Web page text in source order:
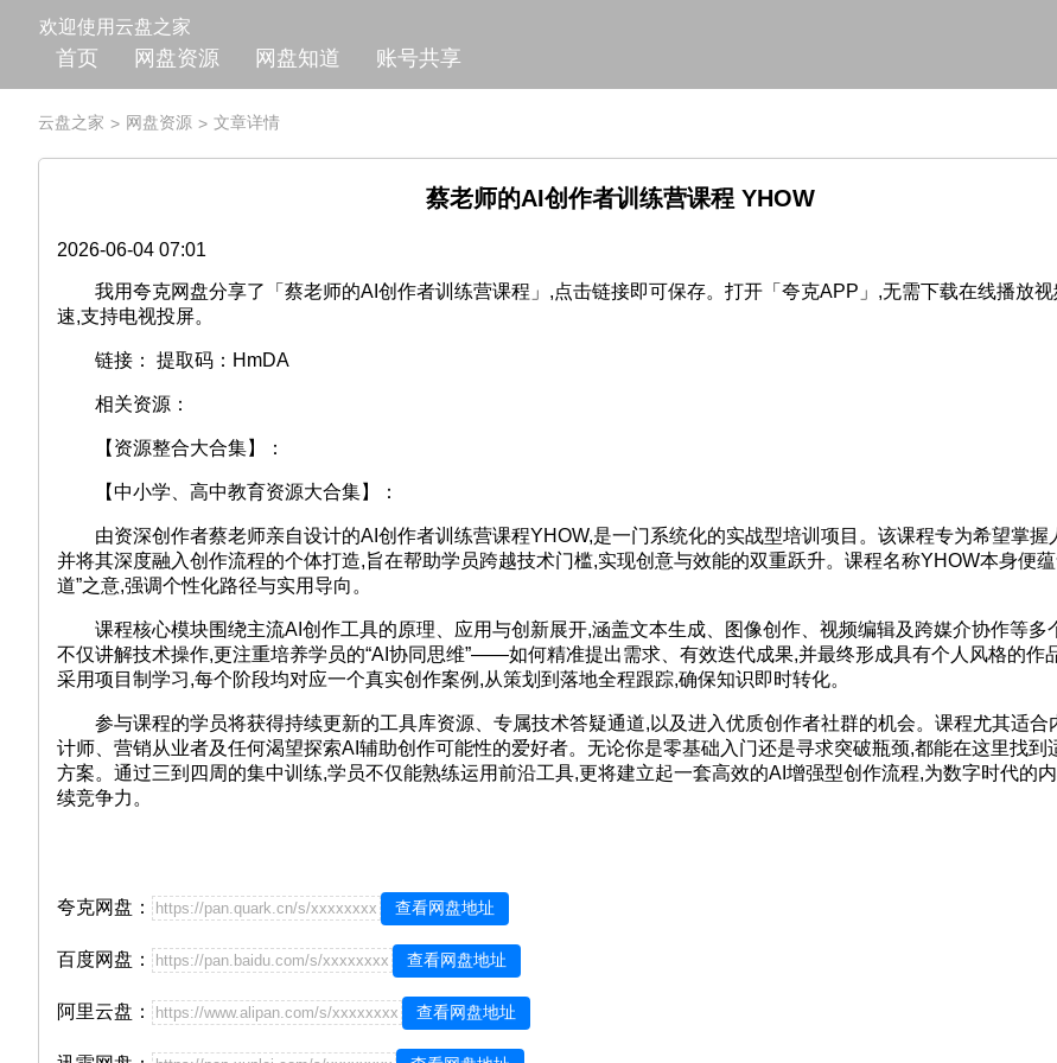
欢迎使用云盘之家
首页 网盘资源 网盘知道 账号共享
云盘之家 > 网盘资源 > 文章详情
蔡老师的AI创作者训练营课程 YHOW
2026-06-04 07:01
我用夸克网盘分享了「蔡老师的AI创作者训练营课程」,点击链接即可保存。打开「夸克APP」,无需下载在线播放视
速,支持电视投屏。
链接： 提取码：HmDA
相关资源：
【资源整合大合集】：
【中小学、高中教育资源大合集】：
由资深创作者蔡老师亲自设计的AI创作者训练营课程YHOW,是一门系统化的实战型培训项目。该课程专为希望掌握
并将其深度融入创作流程的个体打造,旨在帮助学员跨越技术门槛,实现创意与效能的双重跃升。课程名称YHOW本身便蕴
道”之意,强调个性化路径与实用导向。
课程核心模块围绕主流AI创作工具的原理、应用与创新展开,涵盖文本生成、图像创作、视频编辑及跨媒介协作等多
不仅讲解技术操作,更注重培养学员的“AI协同思维”——如何精准提出需求、有效迭代成果,并最终形成具有个人风格的作
采用项目制学习,每个阶段均对应一个真实创作案例,从策划到落地全程跟踪,确保知识即时转化。
参与课程的学员将获得持续更新的工具库资源、专属技术答疑通道,以及进入优质创作者社群的机会。课程尤其适合
计师、营销从业者及任何渴望探索AI辅助创作可能性的爱好者。无论你是零基础入门还是寻求突破瓶颈,都能在这里找到
方案。通过三到四周的集中训练,学员不仅能熟练运用前沿工具,更将建立起一套高效的AI增强型创作流程,为数字时代的
续竞争力。
夸克网盘： https://pan.quark.cn/s/xxxxxxxx 查看网盘地址
百度网盘： https://pan.baidu.com/s/xxxxxxxx 查看网盘地址
阿里云盘： https://www.alipan.com/s/xxxxxxxx 查看网盘地址